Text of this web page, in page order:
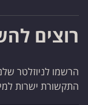
רוצים
הרשמו לניוזלטר
התקשורת ישרות